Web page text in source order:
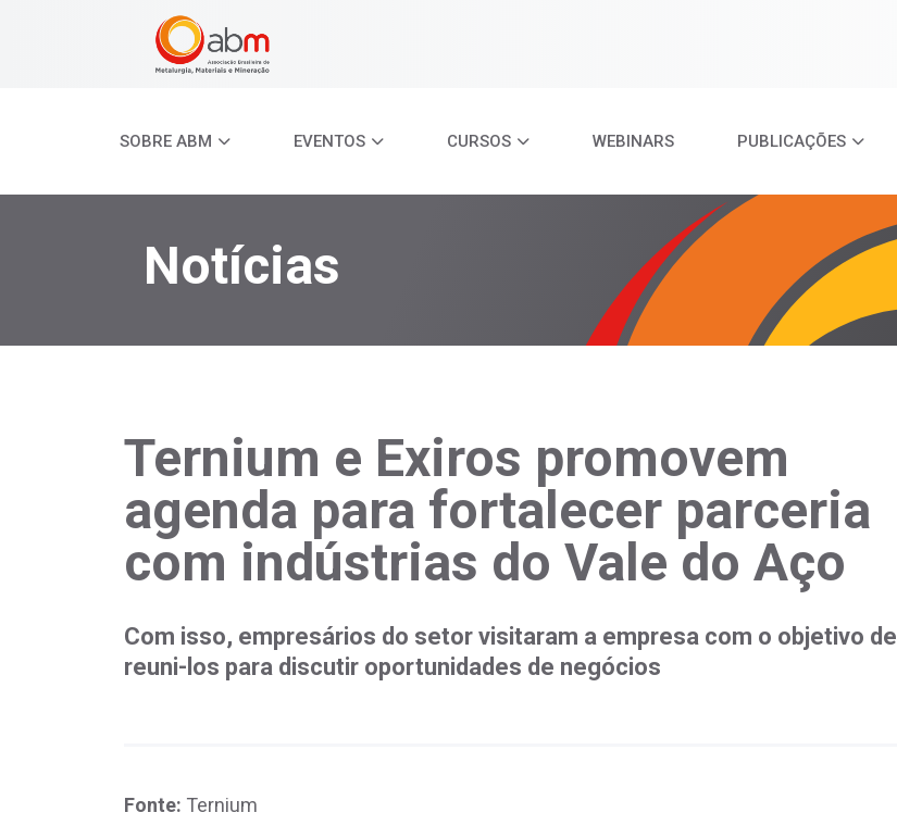
SOBRE ABM EVENTOS CURSOS WEBINARS PUBLICAÇÕES
Notícias
Ternium e Exiros promovem
agenda para fortalecer parceria
com indústrias do Vale do Aço
Com isso, empresários do setor visitaram a empresa com o objetivo de
reuni-los para discutir oportunidades de negócios
Fonte: Ternium